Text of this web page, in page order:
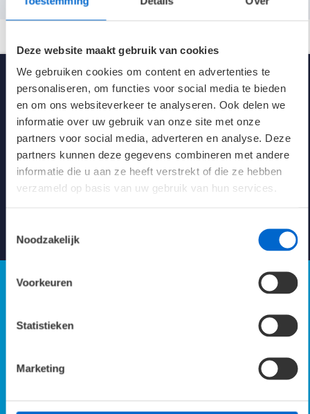
Deze website maakt gebruik van cookies
We gebruiken cookies om content en advertenties te
personaliseren, om functies voor social media te bieden
en om ons websiteverkeer te analyseren. Ook delen we
informatie over uw gebruik van onze site met onze
partners voor social media, adverteren en analyse. Deze
partners kunnen deze gegevens combineren met andere
informatie die u aan ze heeft verstrekt of die ze hebben
verzameld op basis van uw gebruik van hun services.
Noodzakelijk
Voorkeuren
Statistieken
Marketing
Lichtstroom
Spanning 230V AC/DC
Kleur Wit (RAL 9016)
Afmetingen Ø206 x 118 mm
Klasse
Levensduur 25°C 50K L70/B10